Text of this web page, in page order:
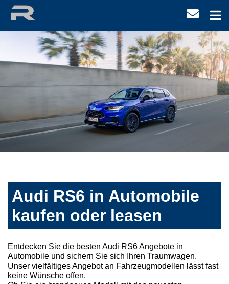
Audi RS6 in Automobile
kaufen oder leasen
Entdecken Sie die besten Audi RS6 Angebote in
Automobile und sichern Sie sich Ihren Traumwagen.
Unser vielfältiges Angebot an Fahrzeugmodellen lässt fast
keine Wünsche offen.